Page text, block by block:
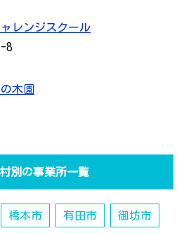
レンジスクール
8
木園
別の事業所一覧
橋本市 有田市 御坊市